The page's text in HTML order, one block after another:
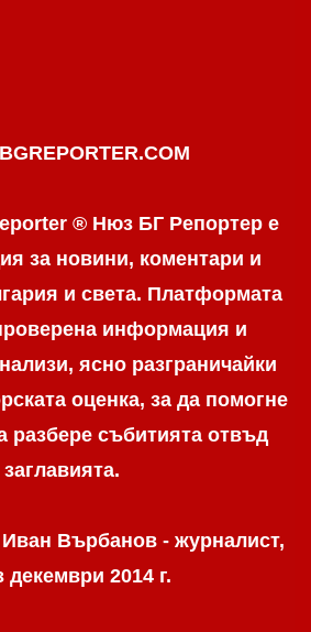
® Нюз БГ Репортер е
за новини, коментари и
и света. Платформата
информация и
ясно разграничaйки
оценка, за да помогне
разбере събитията отвъд
заглавията.
Върбанов - журналист,
декември 2014 г.